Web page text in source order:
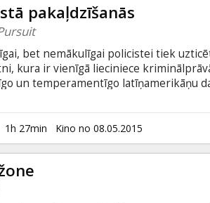
pakaļdzīšanās
bet nemākulīgai policistei tiek
kura ir vienīgā lieciniece
un temperamentīgo latīņamerikāņu
virpulī, kad sākas
ar subtitriem latviešu un krievu valodā.
1h 27min Kino no 08.05.2015